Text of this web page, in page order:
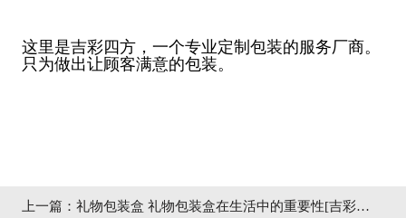
这里是吉彩四方，一个专业定制包装的服务厂商。
只为做出让顾客满意的包装。
上一篇： 礼物包装盒 礼物包装盒在生活中的重要性[吉彩四